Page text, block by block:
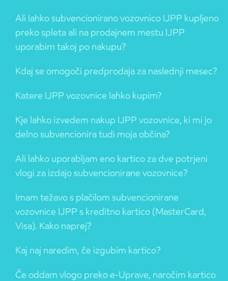
Ali lahko subvencionirano vozovnico IJPP kupljeno
preko spleta ali na prodajnem mestu IJPP
uporabim takoj po nakupu?
Kdaj se omogoči predprodaja za naslednji mesec?
Katere IJPP vozovnice lahko kupim?
Kje lahko izvedem nakup IJPP vozovnice, ki mi jo
delno subvencionira tudi moja občina?
Ali lahko uporabljam eno kartico za dve potrjeni
vlogi za izdajo subvencionirane vozovnice?
Imam težavo s plačilom subvencionirane
vozovnice IJPP s kreditno kartico (MasterCard,
Visa). Kako naprej?
Kaj naj naredim, če izgubim kartico?
Če oddam vlogo preko e-Uprave, naročim kartico